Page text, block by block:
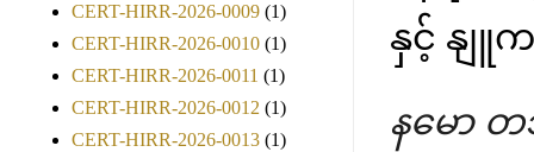
နှင့် နျူက
နမော
CERT-HIRR-2026-0009 (1)
CERT-HIRR-2026-0010 (1)
CERT-HIRR-2026-0011 (1)
CERT-HIRR-2026-0012 (1)
CERT-HIRR-2026-0013 (1)